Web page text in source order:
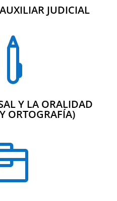
JUDICIAL
Y LA ORALIDAD
ORTOGRAFÍA)